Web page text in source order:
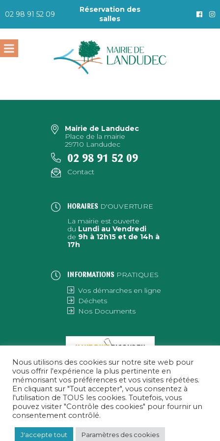
02 98 91 52 09
Réservation des
salles
Mairie de Landudec
Place de la mairie
29710 Landudec
02 98 91 52 09
Contact
HORAIRES D'OUVERTURE
La mairie est ouverte
du Lundi au Vendredi
de 9h à 12h15 et de 14h à
17h
INFORMATIONS PRATIQUES
Vos démarches en ligne
Déchets
Nos Documents
Nous utilisons des cookies sur notre site web pour
vous offrir l'expérience la plus pertinente en
mémorisant vos préférences et vos visites répétées.
En cliquant sur "Tout accepter", vous consentez à
l'utilisation de TOUS les cookies. Toutefois, vous
pouvez visiter "Contrôle des cookies" pour fournir un
consentement contrôlé.
J'accepte tout Paramètres des cookies